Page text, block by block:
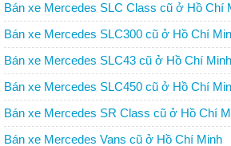
Bán xe Mercedes SLC Class cũ ở Hồ Chí
Bán xe Mercedes SLC300 cũ ở Hồ Chí
Bán xe Mercedes SLC43 cũ ở Hồ Chí Minh
Bán xe Mercedes SLC450 cũ ở Hồ Chí
Bán xe Mercedes SR Class cũ ở Hồ Chí
Bán xe Mercedes Vans cũ ở Hồ Chí Minh